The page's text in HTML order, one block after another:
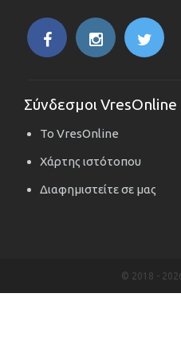
Σύνδεσμοι VresOnline
Το VresOnline
Χάρτης ιστότοπου
Διαφημιστείτε σε μας
© 2018 -